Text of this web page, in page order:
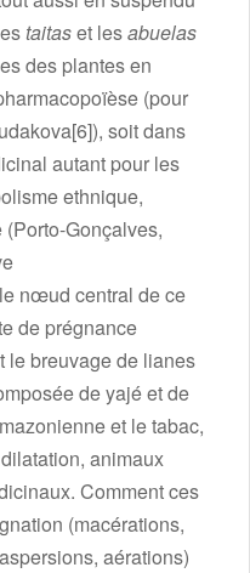
taitaset lesabuelas
des plantes en
(pour
[6]), soit dans
autant pour les
ethnique,
Gonçalves,
nœud central de ce
de prégnance
le breuvage de lianes
de yajé et de
et le tabac,
animaux
Comment ces
(macérations,
aérations)